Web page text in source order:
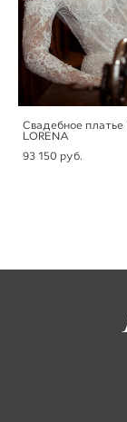
Свадебное платье
LORENA
93 150 pуб.